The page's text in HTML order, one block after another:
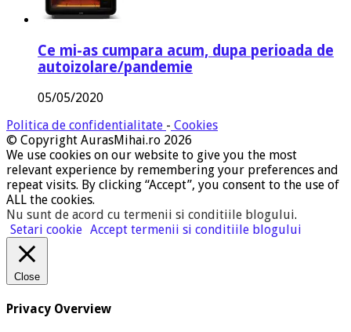
Ce mi-as cumpara acum, dupa perioada de
autoizolare/pandemie
05/05/2020
Politica de confidentialitate - Cookies
© Copyright AurasMihai.ro 2026
We use cookies on our website to give you the most
relevant experience by remembering your preferences and
repeat visits. By clicking “Accept”, you consent to the use of
ALL the cookies.
Nu sunt de acord cu termenii si conditiile blogului.
Setari cookie Accept termenii si conditiile blogului
Close
Privacy Overview